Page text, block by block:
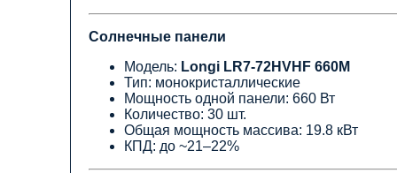
Солнечные панели
Модель: Longi LR7-72HVHF 660M
Тип: монокристаллические
Мощность одной панели: 660 Вт
Количество: 30 шт.
Общая мощность массива: 19.8 кВт
КПД: до ~21–22%